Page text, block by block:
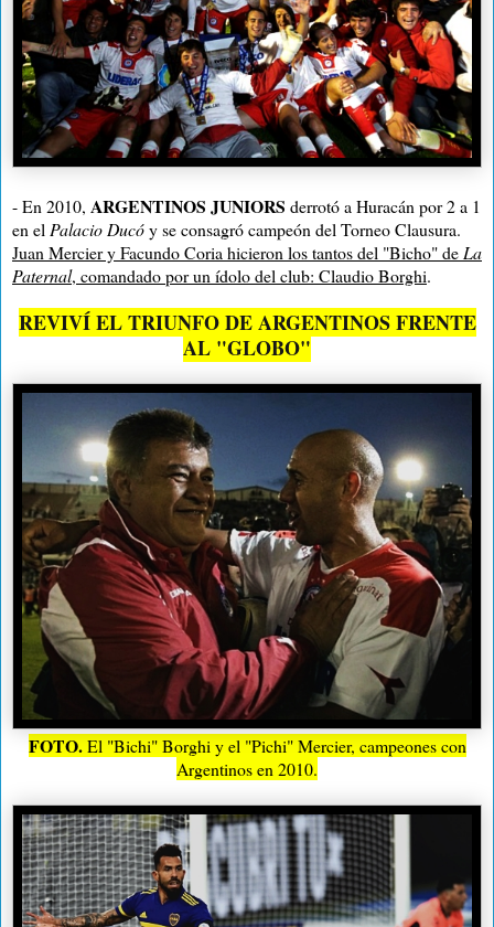
- En 2010, ARGENTINOS JUNIORS derrotó a Huracán por 2 a 1
en el Palacio Ducóy se consagró campeón del Torneo Clausura.
Juan Mercier y Facundo Coria hicieron los tantos del "Bicho" de La
Paternal, comandado por un ídolo del club: Claudio Borghi.
REVIVÍ EL TRIUNFO DE ARGENTINOS FRENTE
AL "GLOBO"
FOTO.El "Bichi" Borghi y el "Pichi" Mercier, campeones con
Argentinos en 2010.